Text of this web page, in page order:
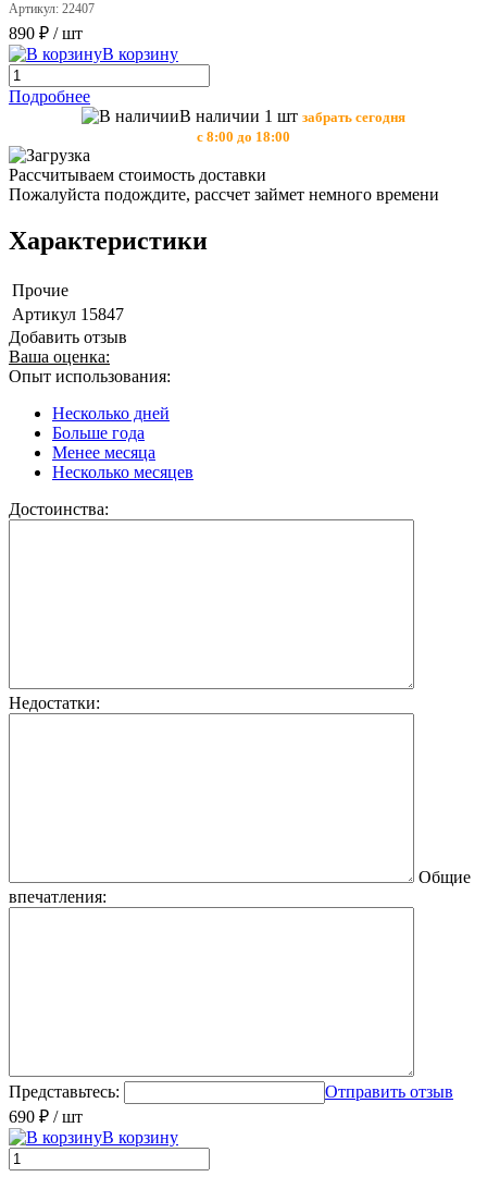
Артикул: 22407
890 ₽ / шт
В корзину
Подробнее
В наличии 1 шт забрать сегодня
с 8:00 до 18:00
Рассчитываем стоимость доставки
Пожалуйста подождите, рассчет займет немного времени
Характеристики
Прочие
Артикул 15847
Добавить отзыв
Ваша оценка:
Опыт использования:
Несколько дней
Больше года
Менее месяца
Несколько месяцев
Достоинства:
Недостатки:
Общие
впечатления:
Представьтесь:
Отправить отзыв
690 ₽ / шт
В корзину